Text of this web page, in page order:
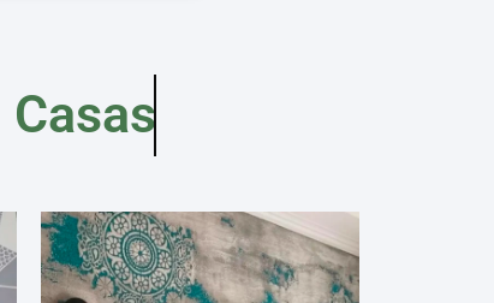
Casas